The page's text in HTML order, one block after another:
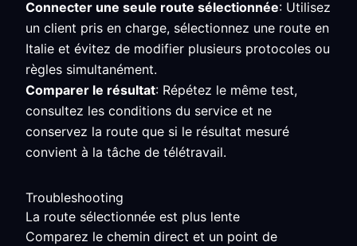
Connecter une seule route sélectionnée: Utilisez
un client pris en charge, sélectionnez une route en
Italie et évitez de modifier plusieurs protocoles ou
règles simultanément.
Comparer le résultat: Répétez le même test,
consultez les conditions du service et ne
conservez la route que si le résultat mesuré
convient à la tâche de télétravail.
Troubleshooting
La route sélectionnée est plus lente
Comparez le chemin direct et un point de